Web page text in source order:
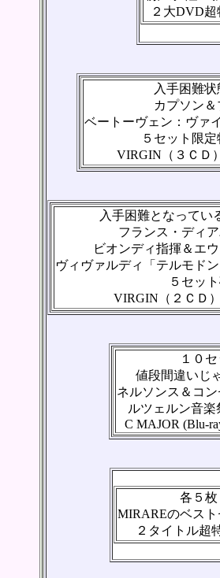
２大DVD
入手困難
カプソン
ベートーヴェン：ヴァ
５セット限
VIRGIN（３ＣＤ
入手困難となってい
フランス・ディ
ビオンディ指揮＆エ
ヴィヴァルディ「テルモド
５セッ
VIRGIN（２ＣＤ
１０
値段間違いじ
ネルソンス＆コ
ルツェルン音楽
C MAJOR (Blu-
各５枚
MIRAREのベス
２タイトル超